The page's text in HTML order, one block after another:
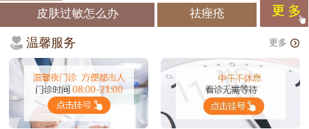
皮肤过敏怎么办 祛痤疮
温馨服务 更多